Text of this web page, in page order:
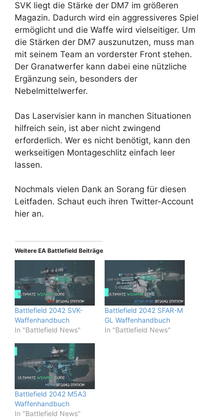
SVK liegt die Stärke der DM7 im größeren
Magazin. Dadurch wird ein aggressiveres Spiel
ermöglicht und die Waffe wird vielseitiger. Um
die Stärken der DM7 auszunutzen, muss man
mit seinem Team an vorderster Front stehen.
Der Granatwerfer kann dabei eine nützliche
Ergänzung sein, besonders der
Nebelmittelwerfer.
Das Laservisier kann in manchen Situationen
hilfreich sein, ist aber nicht zwingend
erforderlich. Wer es nicht benötigt, kann den
werkseitigen Montageschlitz einfach leer
lassen.
Nochmals vielen Dank an Sorang für diesen
Leitfaden. Schaut euch ihren Twitter-Account
hier an.
Weitere EA Battlefield Beiträge
Battlefield 2042 SVK-
Waffenhandbuch
In "Battlefield News"
Battlefield 2042 SFAR-M
GL Waffenhandbuch
In "Battlefield News"
Battlefield 2042 M5A3
Waffenhandbuch
In "Battlefield News"